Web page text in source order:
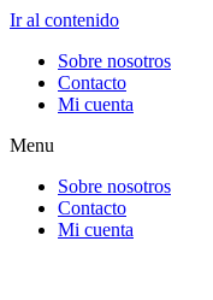
Ir al contenido
Sobre nosotros
Contacto
Mi cuenta
Menu
Sobre nosotros
Contacto
Mi cuenta